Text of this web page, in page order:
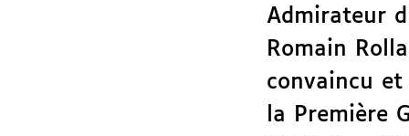
Admirateur
Romain
convaincu
la Première